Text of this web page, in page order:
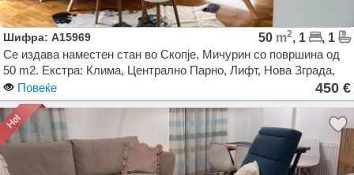
Шифра: A15969 50 m2, 1
, 1
Се издава наместен стан во Скопје, Мичурин со површина од
50 m2. Екстра: Клима, Централно Парно, Лифт, Нова Зграда,
Гаража. Цена: 450 EUR
Повеќе 450 €